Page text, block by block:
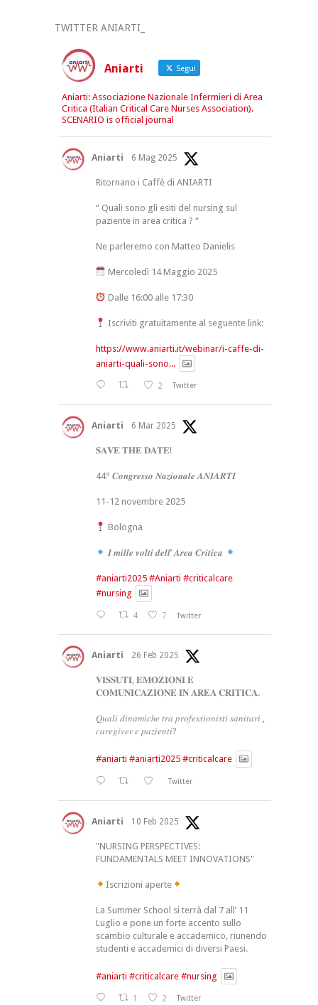
TWITTER ANIARTI_
Aniarti Segui
Aniarti: Associazione Nazionale Infermieri di Area
Critica (Italian Critical Care Nurses Association).
SCENARIO is official journal
Aniarti 6 Mag 2025
Ritornano i Caffè di ANIARTI
“ Quali sono gli esiti del nursing sul
paziente in area critica ? “
Ne parleremo con Matteo Danielis
Mercoledì 14 Maggio 2025
Dalle 16:00 alle 17:30
Iscriviti gratuitamente al seguente link:
https://www.aniarti.it/webinar/i-caffe-di-
aniarti-quali-sono...
2 Twitter
Aniarti 6 Mar 2025
𝐒𝐀𝐕𝐄 𝐓𝐇𝐄 𝐃𝐀𝐓𝐄!
44° 𝑪𝒐𝒏𝒈𝒓𝒆𝒔𝒔𝒐 𝑵𝒂𝒛𝒊𝒐𝒏𝒂𝒍𝒆 𝑨𝑵𝑰𝑨𝑹𝑻𝑰
11-12 novembre 2025
Bologna
𝑰 𝒎𝒊𝒍𝒍𝒆 𝒗𝒐𝒍𝒕𝒊 𝒅𝒆𝒍𝒍’ 𝑨𝒓𝒆𝒂 𝑪𝒓𝒊𝒕𝒊𝒄𝒂
#aniarti2025 #Aniarti #criticalcare
#nursing
4 7 Twitter
Aniarti 26 Feb 2025
𝐕𝐈𝐒𝐒𝐔𝐓𝐈, 𝐄𝐌𝐎𝐙𝐈𝐎𝐍𝐈 𝐄
𝐂𝐎𝐌𝐔𝐍𝐈𝐂𝐀𝐙𝐈𝐎𝐍𝐄 𝐈𝐍 𝐀𝐑𝐄𝐀 𝐂𝐑𝐈𝐓𝐈𝐂𝐀.
𝑄𝑢𝑎𝑙𝑖 𝑑𝑖𝑛𝑎𝑚𝑖𝑐ℎ𝑒 𝑡𝑟𝑎 𝑝𝑟𝑜𝑓𝑒𝑠𝑠𝑖𝑜𝑛𝑖𝑠𝑡𝑖 𝑠𝑎𝑛𝑖𝑡𝑎𝑟𝑖 ,
𝑐𝑎𝑟𝑒𝑔𝑖𝑣𝑒𝑟 𝑒 𝑝𝑎𝑧𝑖𝑒𝑛𝑡𝑖?
#aniarti #aniarti2025 #criticalcare
Twitter
Aniarti 10 Feb 2025
"NURSING PERSPECTIVES:
FUNDAMENTALS MEET INNOVATIONS"
Iscrizioni aperte
La Summer School si terrà dal 7 all’ 11
Luglio e pone un forte accento sullo
scambio culturale e accademico, riunendo
studenti e accademici di diversi Paesi.
#aniarti #criticalcare #nursing
1 2 Twitter